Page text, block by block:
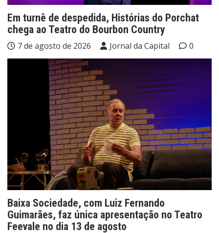
Em turnê de despedida, Histórias do Porchat
chega ao Teatro do Bourbon Country
7 de agosto de 2026 Jornal da Capital 0
Baixa Sociedade, com Luiz Fernando
Guimarães, faz única apresentação no Teatro
Feevale no dia 13 de agosto